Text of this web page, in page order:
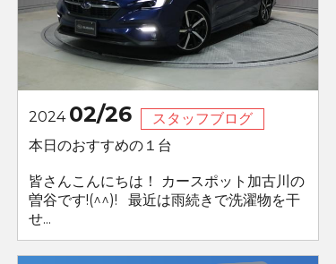
2024 02/26
スタッフブログ
本日のおすすめの１台
皆さんこんにちは！ カースポット加古川の
曽谷です!(^^)! 最近は雨続きで洗濯物を干
せ...